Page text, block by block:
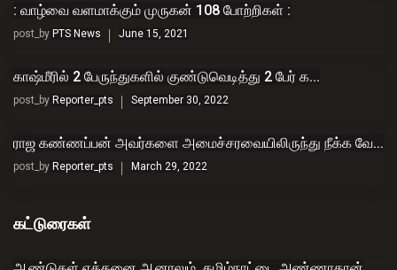
: வாழ்வை வளமாக்கும் முருகன் 108 போற்றிகள் :
post_by PTS News June 15, 2021
காஷ்மீரில் 2 பேருந்துகளில் குண்டுவெடித்து 2 பேர் க...
post_by Reporter_pts September 30, 2022
ராஜ கண்ணப்பன் அவர்களை அமைச்சரவையிலிருந்து நீக்க வே...
post_by Reporter_pts March 29, 2022
கட்டுரைகள்